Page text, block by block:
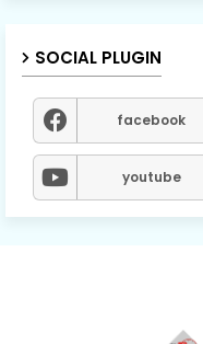
SOCIAL PLUGIN
facebook
youtube